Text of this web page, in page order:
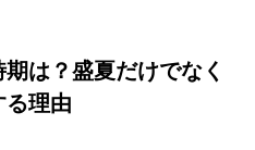
は？盛夏だけでなく
る理由